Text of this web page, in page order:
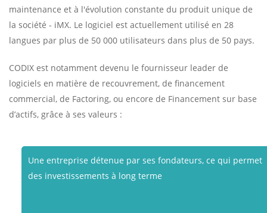
maintenance et à l'évolution constante du produit unique de
la société - iMX. Le logiciel est actuellement utilisé en 28
langues par plus de 50 000 utilisateurs dans plus de 50 pays.
CODIX est notamment devenu le fournisseur leader de
logiciels en matière de recouvrement, de financement
commercial, de Factoring, ou encore de Financement sur base
d’actifs, grâce à ses valeurs :
Une entreprise détenue par ses fondateurs, ce qui permet
des investissements à long terme